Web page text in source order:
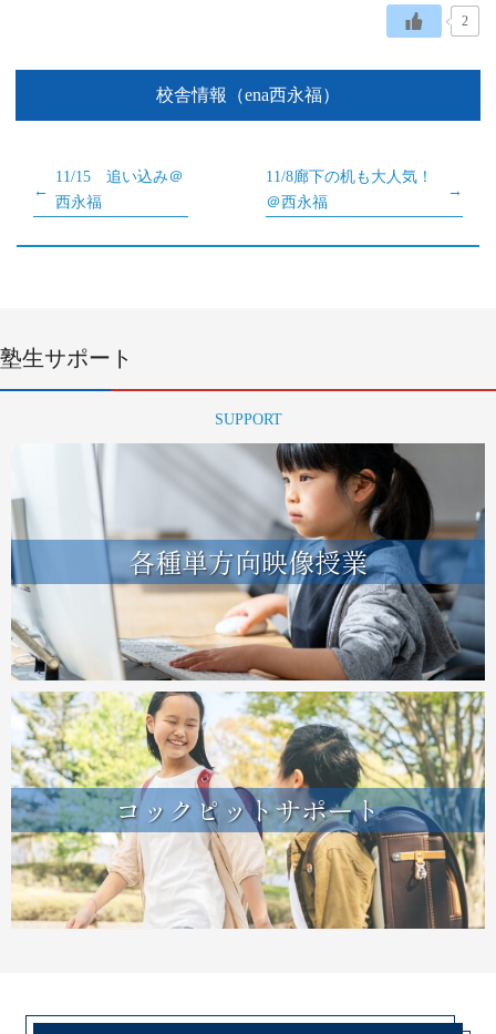
2
校舎情報（ena西永福）
11/15 追い込み＠
西永福
11/8廊下の机も大人気！
＠西永福
塾生サポート
SUPPORT
各種単方向映像授業
コックピットサポート